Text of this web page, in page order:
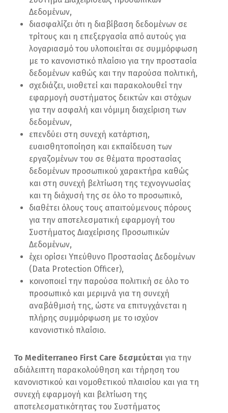
Δεδομένων,
διασφαλίζει ότι η διαβίβαση δεδομένων σε
τρίτους και η επεξεργασία από αυτούς για
λογαριασμό του υλοποιείται σε συμμόρφωση
με το κανονιστικό πλαίσιο για την προστασία
δεδομένων καθώς και την παρούσα πολιτική,
σχεδιάζει, υιοθετεί και παρακολουθεί την
εφαρμογή συστήματος δεικτών και στόχων
για την ασφαλή και νόμιμη διαχείριση των
δεδομένων,
επενδύει στη συνεχή κατάρτιση,
ευαισθητοποίηση και εκπαίδευση των
εργαζομένων του σε θέματα προστασίας
δεδομένων προσωπικού χαρακτήρα καθώς
και στη συνεχή βελτίωση της τεχνογνωσίας
και τη διάχυσή της σε όλο το προσωπικό,
διαθέτει όλους τους απαιτούμενους πόρους
για την αποτελεσματική εφαρμογή του
Συστήματος Διαχείρισης Προσωπικών
Δεδομένων,
έχει ορίσει Υπεύθυνο Προστασίας Δεδομένων
(Data Protection Officer),
κοινοποιεί την παρούσα πολιτική σε όλο το
προσωπικό και μεριμνά για τη συνεχή
αναβάθμισή της, ώστε να επιτυγχάνεται η
πλήρης συμμόρφωση με το ισχύον
κανονιστικό πλαίσιο.
Το Mediterraneo First Care δεσμεύεται για την
αδιάλειπτη παρακολούθηση και τήρηση του
κανονιστικού και νομοθετικού πλαισίου και για τη
συνεχή εφαρμογή και βελτίωση της
αποτελεσματικότητας του Συστήματος